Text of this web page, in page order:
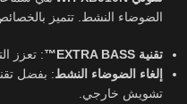
الضوضاء النشط. تتميز بالخصائص
تقنية EXTRA BASS™
: تعزز
إلغاء الضوضاء النشط
تشويش خارجي.